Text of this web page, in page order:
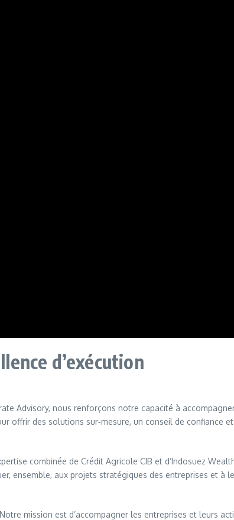
d’exécution
Advisory, nous renforçons notre capacité à
des solutions sur‑mesure, un conseil de confiance
combinée de Crédit Agricole CIB et d’Indosuez
ensemble, aux projets stratégiques des entreprises et à
mission est d’accompagner les entreprises et leurs